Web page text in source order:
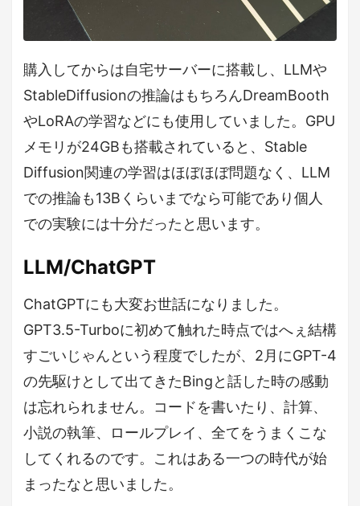
購入してからは自宅サーバーに搭載し、LLMや
StableDiffusionの推論はもちろんDreamBooth
やLoRAの学習などにも使用していました。GPU
メモリが24GBも搭載されていると、Stable
Diffusion関連の学習はほぼほぼ問題なく、LLM
での推論も13Bくらいまでなら可能であり個人
での実験には十分だったと思います。
LLM/ChatGPT
ChatGPTにも大変お世話になりました。
GPT3.5-Turboに初めて触れた時点ではへぇ結構
すごいじゃんという程度でしたが、2月にGPT-4
の先駆けとして出てきたBingと話した時の感動
は忘れられません。コードを書いたり、計算、
小説の執筆、ロールプレイ、全てをうまくこな
してくれるのです。これはある一つの時代が始
まったなと思いました。